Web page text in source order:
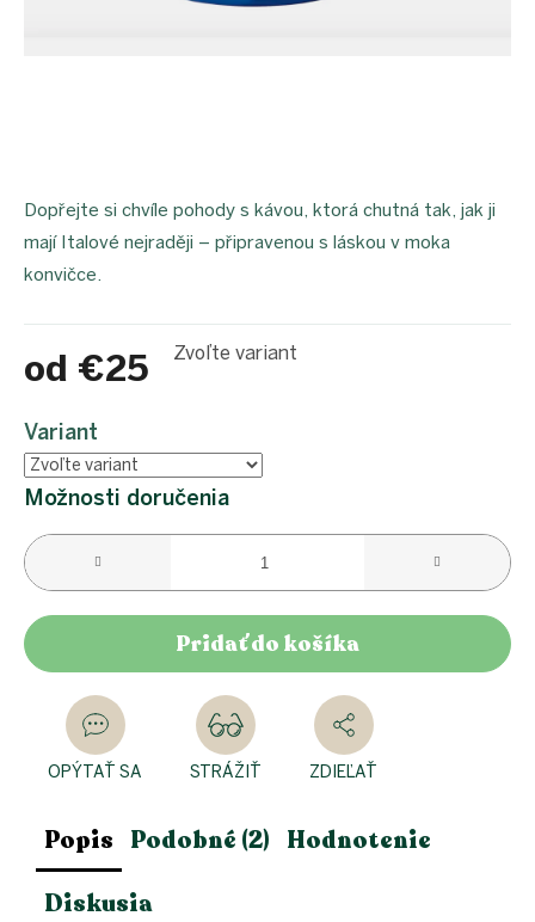
Prihlásenie
od €25
cena:
Zvoľte variant
Variant
Možnosti doručenia
Pridať do košíka
Dopřejte si chvíle pohody s kávou, ktorá chutná tak, jak ji
mají Italové nejraději – připravenou s láskou v moka
konvičce.
OPÝTAŤ SA STRÁŽIŤ ZDIEĽAŤ
Popis Podobné (2) Hodnotenie
Diskusia